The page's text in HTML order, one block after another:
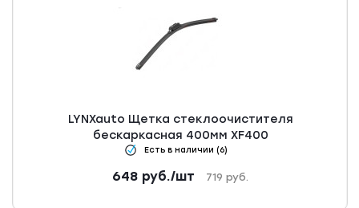
LYNXauto Щетка стеклоочистителя
бескаркасная 400мм XF400
Есть в наличии (6)
648 руб./шт 719 руб.